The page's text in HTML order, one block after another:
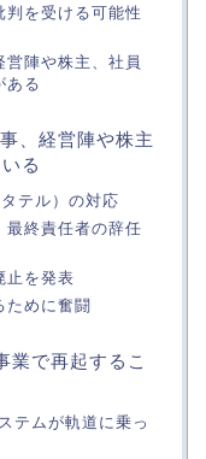
を受ける可能性
陣や株主、社員
ある
、経営陣や株主
る
テル）の対応
最終責任者の辞任
止を発表
ために奮闘
業で再起するこ
テムが軌道に乗っ